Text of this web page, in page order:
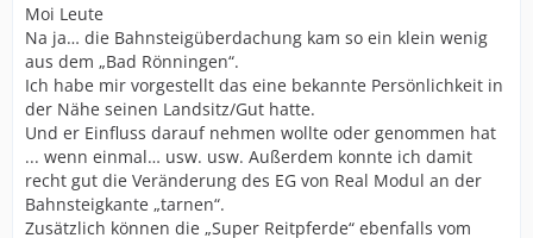
Moi Leute
Na ja… die Bahnsteigüberdachung kam so ein klein wenig
aus dem „Bad Rönningen“.
Ich habe mir vorgestellt das eine bekannte Persönlichkeit in
der Nähe seinen Landsitz/Gut hatte.
Und er Einfluss darauf nehmen wollte oder genommen hat
... wenn einmal… usw. usw. Außerdem konnte ich damit
recht gut die Veränderung des EG von Real Modul an der
Bahnsteigkante „tarnen“.
Zusätzlich können die „Super Reitpferde“ ebenfalls vom